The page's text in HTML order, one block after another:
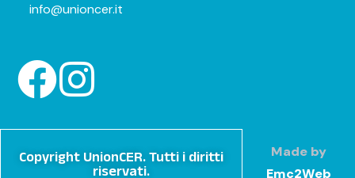
info@unioncer.it
Copyright UnionCER. Tutti i diritti
riservati.
Made by
Emc2Web